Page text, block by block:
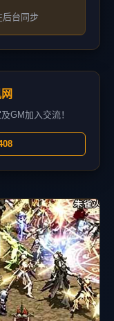
台同步
GM加入交流！